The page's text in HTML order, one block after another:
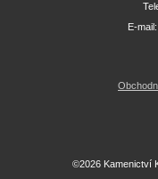
E-mail:
©2026 Kamenictví